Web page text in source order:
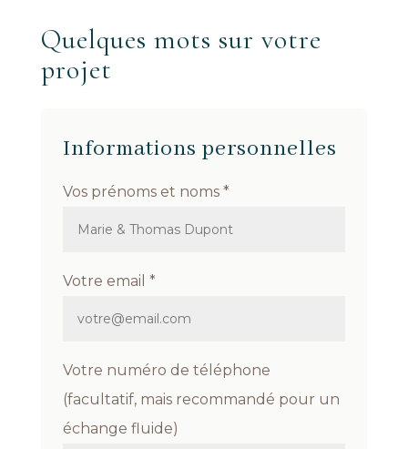
Quelques mots sur votre
projet
Informations personnelles
Vos prénoms et noms *
Votre email *
Votre numéro de téléphone
(facultatif, mais recommandé pour un
échange fluide)